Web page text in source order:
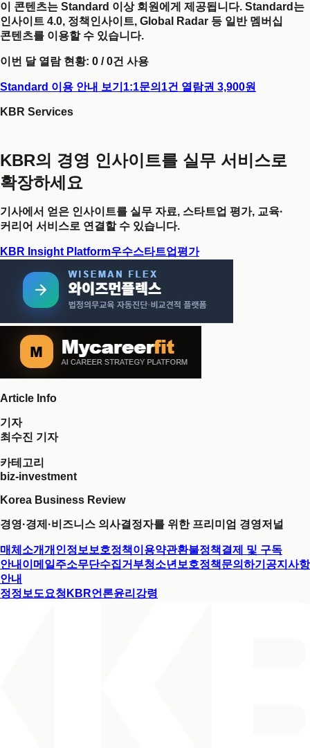
이 콘텐츠는 Standard 이상 회원에게 제공됩니다. Standard는
인사이트 4.0, 정책인사이트, Global Radar 등 일반 멤버십
콘텐츠를 이용할 수 있습니다.
이번 달 열람 현황: 0 /0건 사용
Standard 이용 안내 보기 1:1문의 1건 열람권 3,900원
KBR Services
KBR의 경영 인사이트를 실무 서비스로
확장하세요
기사에서 얻은 인사이트를 실무 자료, 스타트업 평가, 교육·
커리어 서비스로 연결할 수 있습니다.
KBR Insight Platform우수스타트업평가
Article Info
기자
최수진 기자
카테고리
biz-investment
Korea Business Review
경영·경제·비즈니스 의사결정자를 위한 프리미엄 경영저널
매체소개개인정보보호정책이용약관환불정책결제 및 구독
안내 이메일주소무단수집거부청소년보호정책문의하기 공지사항
안내
정정보도요청 KBR언론윤리강령